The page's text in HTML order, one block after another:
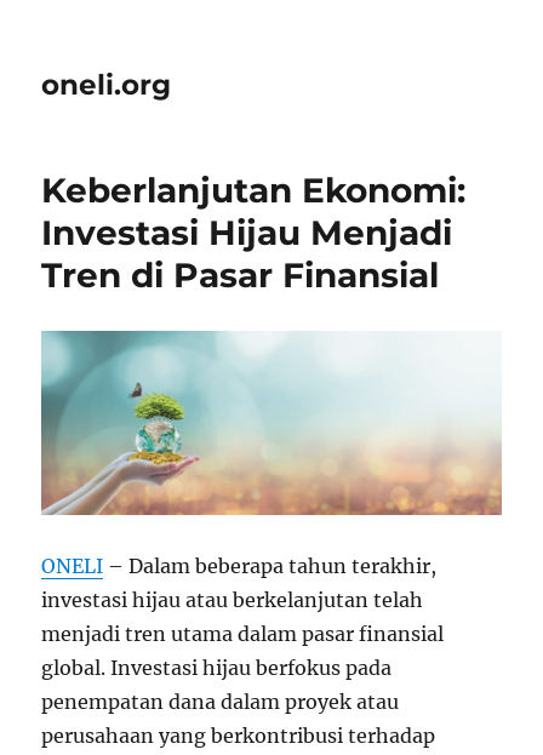
oneli.org
Keberlanjutan Ekonomi:
Investasi Hijau Menjadi
Tren di Pasar Finansial
ONELI – Dalam beberapa tahun terakhir,
investasi hijau atau berkelanjutan telah
menjadi tren utama dalam pasar finansial
global. Investasi hijau berfokus pada
penempatan dana dalam proyek atau
perusahaan yang berkontribusi terhadap